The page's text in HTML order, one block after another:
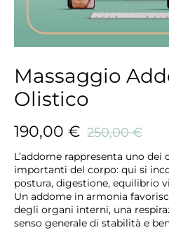
Massaggio
Olistico
250,00€
190,00 €
L’addome rappresenta uno
importanti del corpo: qui si
postura, digestione, equilibrio
Un addome in armonia
degli organi interni, una
senso generale di stabilità e